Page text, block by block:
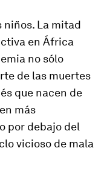
niños. La mitad
en África
no sólo
de las muertes
que nacen de
más
por debajo del
vicioso de mala